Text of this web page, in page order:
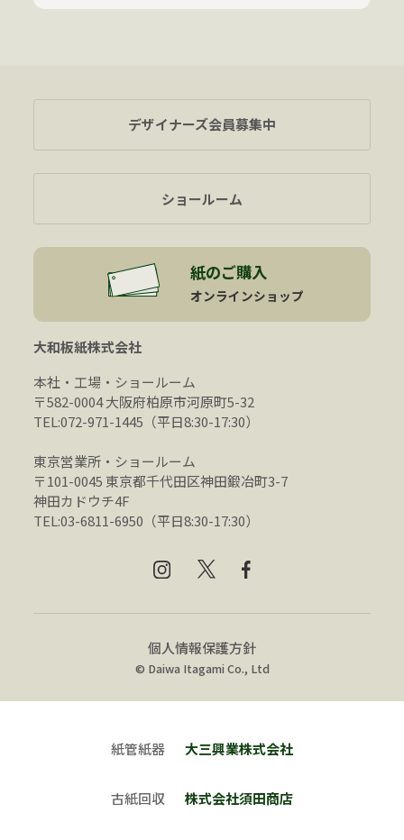
大和板紙株式会社
本社・工場・ショールーム
〒582-0004 大阪府柏原市河原町5-32
TEL:072-971-1445（平日8:30-17:30）
東京営業所・ショールーム
〒101-0045 東京都千代田区神田鍛冶町3-7
神田カドウチ4F
TEL:03-6811-6950（平日8:30-17:30）
デザイナーズ会員募集中
ショールーム
紙のご購入
オンラインショップ
個人情報保護方針
© Daiwa Itagami Co., Ltd
紙管紙器 大三興業株式会社
古紙回収 株式会社須田商店